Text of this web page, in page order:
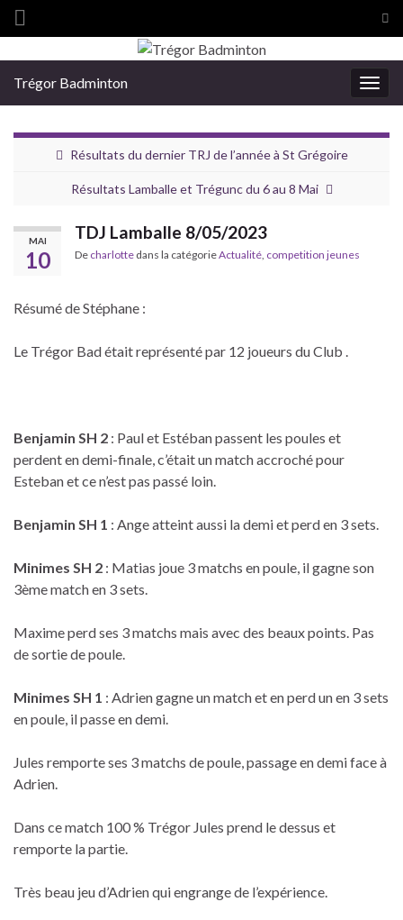
Search for:
Trégor Badminton
Résultats du dernier TRJ de l’année à St Grégoire
Résultats Lamballe et Trégunc du 6 au 8 Mai
MAI
10
TDJ Lamballe 8/05/2023
De charlotte dans la catégorieActualité competition jeunes
Résumé de Stéphane :
Le Trégor Bad était représenté par 12 joueurs du Club .
Benjamin SH 2 : Paul et Estéban passent les poules et
perdent en demi-finale, c’était un match accroché pour
Esteban et ce n’est pas passé loin.
Benjamin SH 1 : Ange atteint aussi la demi et perd en 3 sets.
Minimes SH 2 : Matias joue 3 matchs en poule, il gagne son
3ème match en 3 sets.
Maxime perd ses 3 matchs mais avec des beaux points. Pas
de sortie de poule.
Minimes SH 1 : Adrien gagne un match et en perd un en 3 sets
en poule, il passe en demi.
Jules remporte ses 3 matchs de poule, passage en demi face à
Adrien.
Dans ce match 100 % Trégor Jules prend le dessus et
remporte la partie.
Très beau jeu d’Adrien qui engrange de l’expérience.